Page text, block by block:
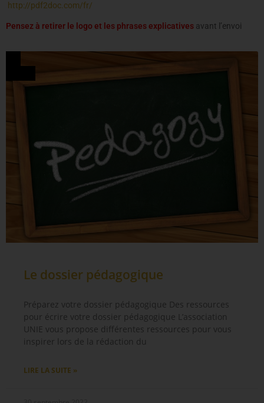
http://pdf2doc.com/fr/
Pensez à retirer le logo et les phrases explicatives avant l’envoi
Le dossier pédagogique
Préparez votre dossier pédagogique Des ressources
pour écrire votre dossier pédagogique L’association
UNIE vous propose différentes ressources pour vous
inspirer lors de la rédaction du
LIRE LA SUITE »